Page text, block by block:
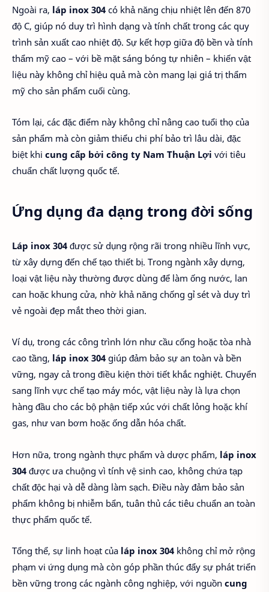
Ngoài ra, láp inox 304 có khả năng chịu nhiệt lên đến 870
độ C, giúp nó duy trì hình dạng và tính chất trong các quy
trình sản xuất cao nhiệt độ. Sự kết hợp giữa độ bền và tính
thẩm mỹ cao – với bề mặt sáng bóng tự nhiên – khiến vật
liệu này không chỉ hiệu quả mà còn mang lại giá trị thẩm
mỹ cho sản phẩm cuối cùng.
Tóm lại, các đặc điểm này không chỉ nâng cao tuổi thọ của
sản phẩm mà còn giảm thiểu chi phí bảo trì lâu dài, đặc
biệt khi cung cấp bởi công ty Nam Thuận Lợi với tiêu
chuẩn chất lượng quốc tế.
Ứng dụng đa dạng trong đời sống
Láp inox 304 được sử dụng rộng rãi trong nhiều lĩnh vực,
từ xây dựng đến chế tạo thiết bị. Trong ngành xây dựng,
loại vật liệu này thường được dùng để làm ống nước, lan
can hoặc khung cửa, nhờ khả năng chống gỉ sét và duy trì
vẻ ngoài đẹp mắt theo thời gian.
Ví dụ, trong các công trình lớn như cầu cống hoặc tòa nhà
cao tầng, láp inox 304 giúp đảm bảo sự an toàn và bền
vững, ngay cả trong điều kiện thời tiết khắc nghiệt. Chuyển
sang lĩnh vực chế tạo máy móc, vật liệu này là lựa chọn
hàng đầu cho các bộ phận tiếp xúc với chất lỏng hoặc khí
gas, như van bơm hoặc ống dẫn hóa chất.
Hơn nữa, trong ngành thực phẩm và dược phẩm, láp inox
304 được ưa chuộng vì tính vệ sinh cao, không chứa tạp
chất độc hại và dễ dàng làm sạch. Điều này đảm bảo sản
phẩm không bị nhiễm bẩn, tuân thủ các tiêu chuẩn an toàn
thực phẩm quốc tế.
Tổng thể, sự linh hoạt của láp inox 304 không chỉ mở rộng
phạm vi ứng dụng mà còn góp phần thúc đẩy sự phát triển
bền vững trong các ngành công nghiệp, với nguồn cung